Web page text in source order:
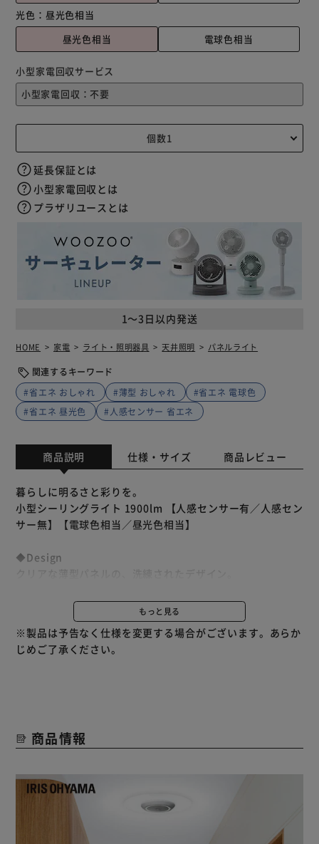
光色： 昼光色相当
昼光色相当
電球色相当
1～3日以内発送
小型家電回収サービス
延長保証とは
小型家電回収とは
プラザリユースとは
HOME 家電 ライト・照明器具 天井照明 パネルライト
関連するキーワード
#省エネ おしゃれ
#薄型 おしゃれ
#省エネ 電球色
#省エネ 昼光色
#人感センサー 省エネ
商品説明 仕様・サイズ 商品レビュー
暮らしに明るさと彩りを。
小型シーリングライト 1900lm 【人感センサー有／人感セン
サー無】【電球色相当／昼光色相当】
◆Design
導光板の両発光による、眩しさを感じにくいあかりで、過ご
しやすい空間をつくります。
◆天井すっきりなデザイン
◆おもてなしの空間に
お部屋になじみやすい優れたデザイン。
インテリアライトとしても使えて、家中で大活躍。
もっと見る
※製品は予告なく仕様を変更する場合がございます。あらか
じめご了承ください。
商品情報